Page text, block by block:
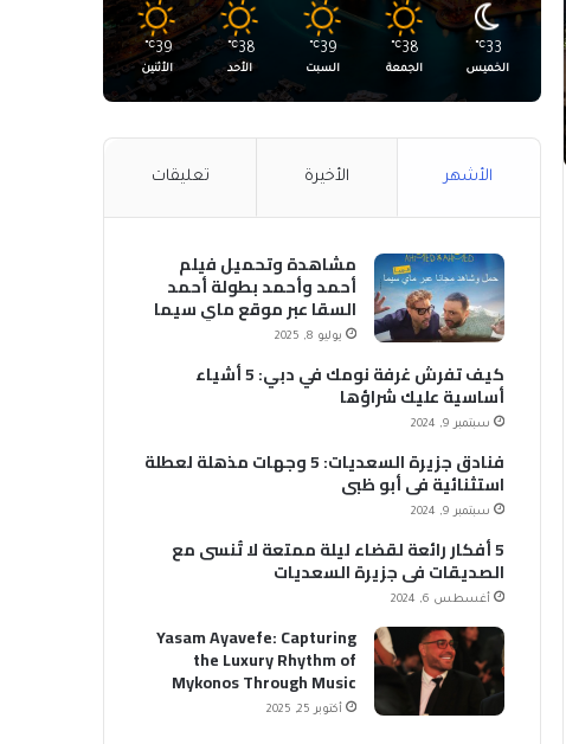
33
℃
الخميس
38
℃
الجمعة
39
℃
السبت
38
℃
الأحد
39
℃
الأثنين
الأشهر الأخيرة تعليقات
مشاهدة وتحميل فيلم
أحمد وأحمد بطولة أحمد
السقا عبر موقع ماي سيما
MyCima (وي سيما WeCima)
يوليو 8, 2025
كيف تفرش غرفة نومك في دبي: 5 أشياء
أساسية عليك شراؤها
سبتمبر 9, 2024
فنادق جزيرة السعديات: 5 وجهات مذهلة لعطلة
استثنائية في أبو ظبي
سبتمبر 9, 2024
5 أفكار رائعة لقضاء ليلة ممتعة لا تُنسى مع
الصديقات في جزيرة السعديات
أغسطس 6, 2024
Yasam Ayavefe: Capturing
the Luxury Rhythm of
Mykonos Through Music
أكتوبر 25, 2025